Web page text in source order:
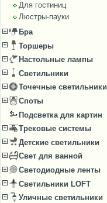
Для гостиниц
Люстры-пауки
Бра
Торшеры
Настольные лампы
Светильники
Точечные светильники
Споты
Подсветка для картин
Трековые системы
Детские светильники
Свет для ванной
Светодиодные ленты
Светильники LOFT
Уличные светильники